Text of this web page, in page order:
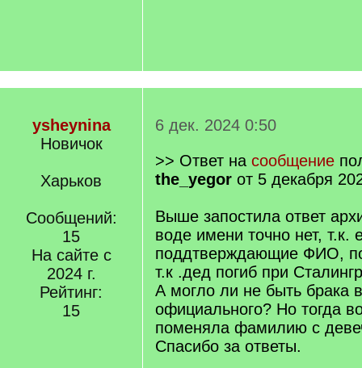
ysheynina
Новичок
Харьков
Сообщений:
15
На сайте с
2024 г.
Рейтинг:
15
6 дек. 2024 0:50
>> Ответ на сообщение
the_yegor от 5 декабря
Выше запостила ответ
воде имени точно нет, т.к.
поддтверждающие ФИО,
т.к .дед погиб при
А могло ли не быть брака
официального? Но тогда
поменяла фамилию с
Спасибо за ответы.